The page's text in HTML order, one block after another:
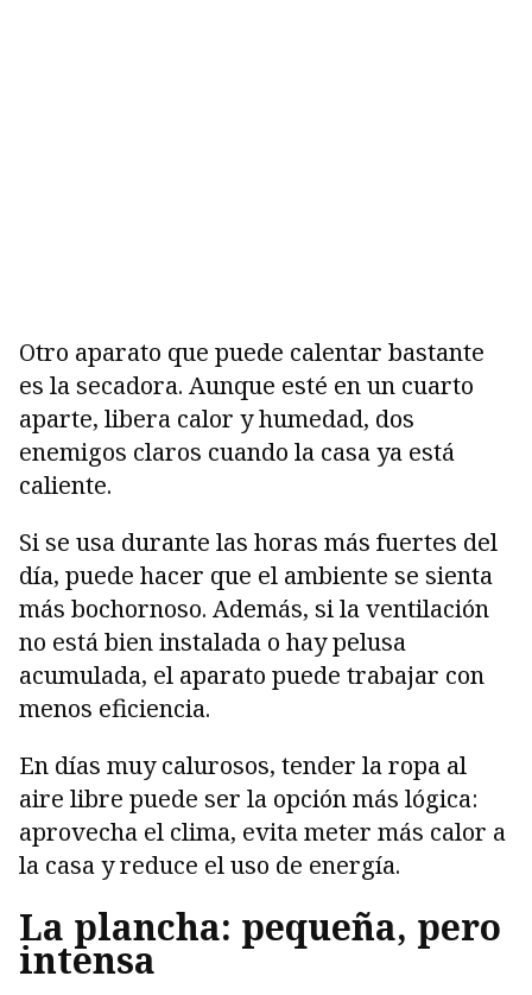
Otro aparato que puede calentar bastante
es la secadora. Aunque esté en un cuarto
aparte, libera calor y humedad, dos
enemigos claros cuando la casa ya está
caliente.
Si se usa durante las horas más fuertes del
día, puede hacer que el ambiente se sienta
más bochornoso. Además, si la ventilación
no está bien instalada o hay pelusa
acumulada, el aparato puede trabajar con
menos eficiencia.
En días muy calurosos, tender la ropa al
aire libre puede ser la opción más lógica:
aprovecha el clima, evita meter más calor a
la casa y reduce el uso de energía.
La plancha: pequeña, pero
intensa